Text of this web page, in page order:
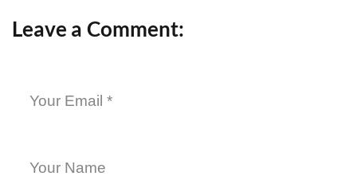
Leave a Comment: